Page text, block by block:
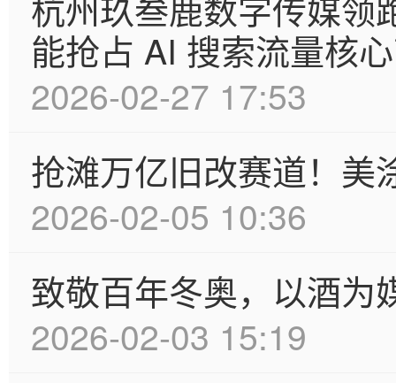
能抢占 AI 搜索流量核
2026-02-27 17:53
抢滩万亿旧改赛道！美
2026-02-05 10:36
致敬百年冬奥，以酒为
2026-02-03 15:19